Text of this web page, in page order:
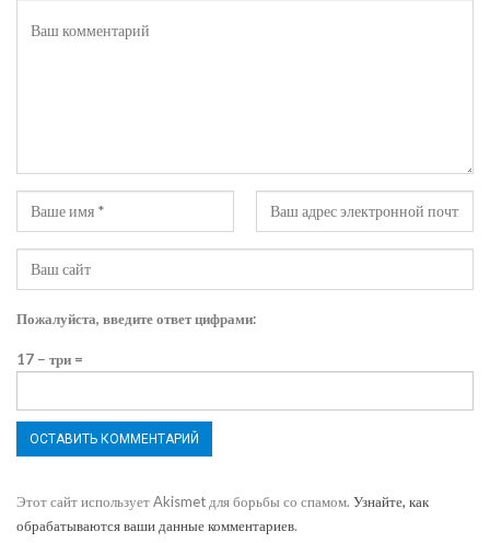
Пожалуйста, введите ответ цифрами:
17 − три =
Этот сайт использует Akismet для борьбы со спамом. Узнайте, как
обрабатываются ваши данные комментариев.